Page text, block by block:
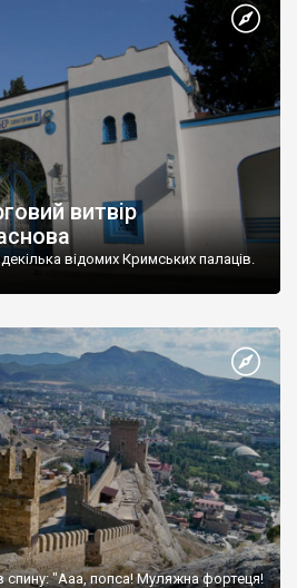
витвір
відомих Кримських палаців.
спину: "Ааа, попса! Муляжна фортеця!